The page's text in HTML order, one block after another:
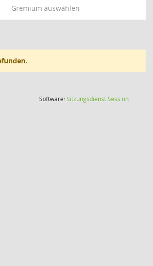
Gremium auswählen
Software:SitzungsdienstSession(Wird in